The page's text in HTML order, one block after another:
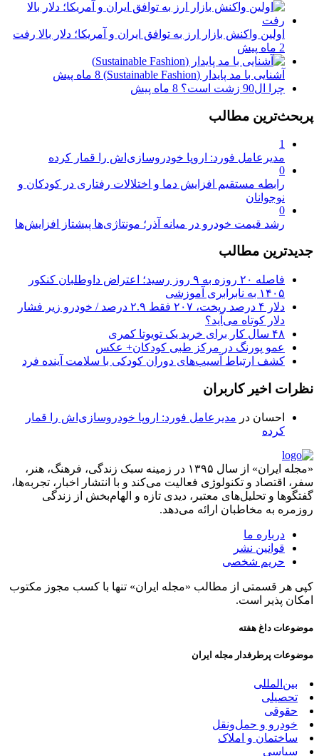
اولین واکنش بازار ارز به توافق ایران و آمریکا؛ دلار بالا رفت
2 ماه پیش
آشنایی با مد پایدار (Sustainable Fashion)
8 ماه پیش
چرا ال90 زشت است؟
8 ماه پیش
پربحث‌ترین مطالب
1
مدیرعامل فورد: اروپا خودروسازی‌اش را قمار کرده
0
رابطه مستقیم افزایش دما و اختلالات رفتاری در کودکان و
نوجوانان
0
رشد قیمت خودرو در میانه آذر؛ مونتاژی‌ها پیشتاز افزایش‌ها
جدیدترین مطالب
فاصله ۲۰ روزه به ۹ روز رسید؛ اعتراض داوطلبان کنکور
۱۴۰۵ به نابرابری آموزشی
دلار ۴ درصد ریخت، ۲۰۷ فقط ۲.۹ درصد / خودرو زیر فشار
دلار کوتاه می‌آید؟
۴۸ سال کار برای خرید یک تویوتا کمری
عمو پورنگ در مرکز طبی کودکان+ عکس
کشف ارتباط آسیب‌های دوران کودکی با سلامت آینده فرد
نظرات اخیر کاربران
احسان در مدیرعامل فورد: اروپا خودروسازی‌اش را قمار
کرده
«مجله ایران» از سال ۱۳۹۵ در زمینه سبک زندگی، فرهنگ، هنر،
سفر، اقتصاد و تکنولوژی فعالیت می‌کند و با انتشار اخبار، تجربه‌ها،
گفتگوها و تحلیل‌های معتبر، دیدی تازه و الهام‌بخش از زندگی
روزمره به مخاطبان ارائه می‌دهد.
درباره ما
قوانین نشر
حریم شخصی
کپی هر قسمتی از مطالب «مجله ایران» تنها با کسب مجوز مکتوب
امکان پذیر است.
موضوعات داغ هفته
موضوعات پرطرفدار مجله ایران
بین‌المللی
تحصیلی
حقوقی
خودرو و حمل‌و‌نقل
ساختمان و املاک
سیاسی